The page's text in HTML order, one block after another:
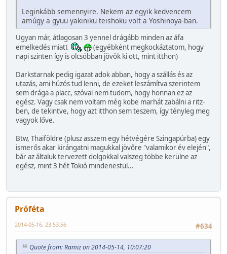
Leginkább semennyire. Nekem az egyik kedvencem
amúgy a gyuu yakiniku teishoku volt a Yoshinoya-ban.
Ugyan már, átlagosan 3 yennel drágább minden az áfa
emelkedés miatt
(egyébként megkockáztatom, hogy
napi szinten így is olcsóbban jövök ki ott, mint itthon)
Darkstarnak pedig igazat adok abban, hogy a szállás és az
utazás, ami húzós tud lenni, de ezeket leszámítva szerintem
sem drága a placc, szóval nem tudom, hogy honnan ez az
egész. Vagy csak nem voltam még kobe marhát zabálni a ritz-
ben, de tekintve, hogy azt itthon sem teszem, így tényleg meg
vagyok lőve.
Btw, Thaiföldre (plusz asszem egy hétvégére Szingapúrba) egy
ismerős akar kirángatni magukkal jövőre "valamikor év elején",
bár az általuk tervezett dolgokkal valszeg többe kerülne az
egész, mint 3 hét Tokió mindenestül...
Próféta
#634
2014-05-16, 23:53:56
Quote from: Ramiz on 2014-05-14, 10:07:20